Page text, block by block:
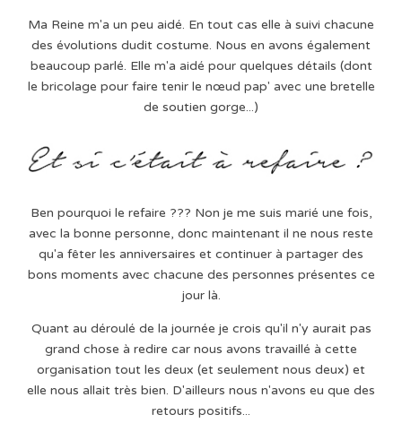
Ma Reine m'a un peu aidé. En tout cas elle à suivi chacune
des évolutions dudit costume. Nous en avons également
beaucoup parlé. Elle m'a aidé pour quelques détails (dont
le bricolage pour faire tenir le nœud pap' avec une bretelle
de soutien gorge...)
Ben pourquoi le refaire ??? Non je me suis marié une fois,
avec la bonne personne, donc maintenant il ne nous reste
qu'a fêter les anniversaires et continuer à partager des
bons moments avec chacune des personnes présentes ce
jour là.
Quant au déroulé de la journée je crois qu'il n'y aurait pas
grand chose à redire car nous avons travaillé à cette
organisation tout les deux (et seulement nous deux) et
elle nous allait très bien. D'ailleurs nous n'avons eu que des
retours positifs...